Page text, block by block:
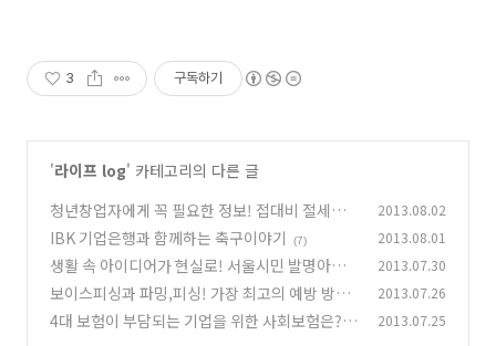
3 구독하기
'라이프 log' 카테고리의 다른 글
청년창업자에게 꼭 필요한 정보! 접대비 절세방
안!
(0)
2013.08.02
IBK 기업은행과 함께하는 축구이야기 (7) 2013.08.01
생활 속 아이디어가 현실로! 서울시민 발명아이
디어 공모전 (2)
2013.07.30
보이스피싱과 파밍,피싱! 가장 최고의 예방 방법
은? (8)
2013.07.26
4대 보험이 부담되는 기업을 위한 사회보험은? 2013.07.25